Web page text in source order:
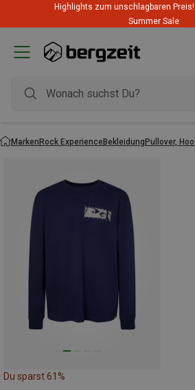
Highlights zum unschlagbaren
Summer Sale
MarkenRock ExperienceBekleidungPullover,
Du sparst 61%